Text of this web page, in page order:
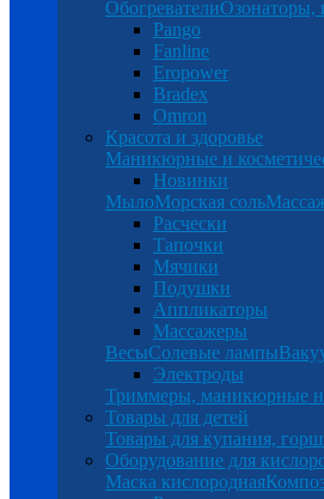
ОбогревателиОзонаторы,
Pango
Fanline
Eropower
Bradex
Omron
Красота и здоровье
Маникюрные и
Новинки
МылоМорская соль
Расчески
Тапочки
Мячики
Подушки
Аппликаторы
Массажеры
ВесыСолевые лампы
Электроды
Триммеры, маникюрные
Товары для детей
Товары для купания,
Оборудование для
Маска кислородная